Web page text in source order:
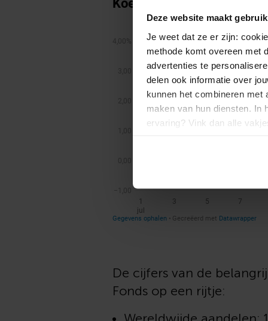
Deze website maakt
Je weet dat ze er zijn:
methode komt overeen met
advertenties te
delen ook informatie over
kunnen het combineren met
maken van hun diensten. In
ervaring? Vink dan alle
De cijfers van de
Fonds op een rijtje: